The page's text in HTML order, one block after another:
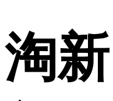
淘